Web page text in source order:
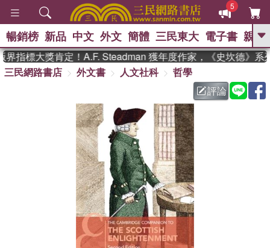
5
GO
熱搜： 東野圭吾 、
父親節 、 如果歷
暑期推薦 、 國際布克
獎 臺灣漫遊錄 、 方念華
登輝時代
、 數學女孩：黎曼猜想
偉大的迷走神經
暢銷榜 新品 中文 外文 簡體 三民東大 電子書 親子
指標大獎肯定！A.F. Steadman 獲年度作家，《史坎德》系
三民網路書店
外文書 人文社科
哲學
評論